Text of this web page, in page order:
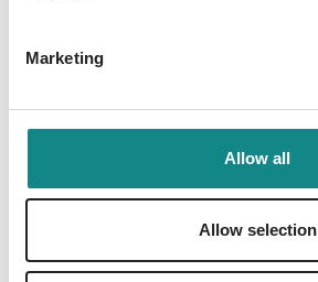
Marketing
Allow all
Allow selection
PDF